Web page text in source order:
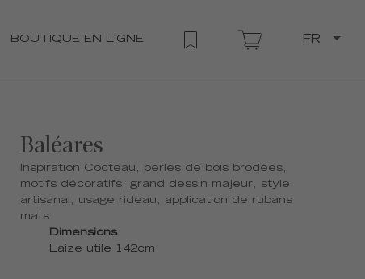
BOUTIQUE EN LIGNE FR
Baléares
Inspiration Cocteau, perles de bois brodées,
motifs décoratifs, grand dessin majeur, style
artisanal, usage rideau, application de rubans
mats
Dimensions
Laize utile 142cm